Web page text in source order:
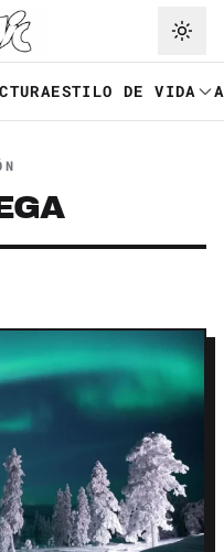
ESTILO DE VIDA